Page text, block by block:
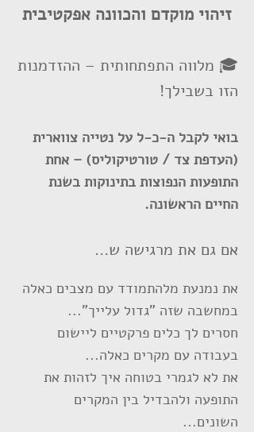
זיהוי מוקדם והכוונה אפקטיבית
🎓 מלווה התפתחותית – ההזדמנות
הזו בשבילך!
בואי לקבל ה-כ-ל על נטייה צווארית
(העדפת צד / טורטיקוליס) – אחת
התופעות הנפוצות בתינוקות בשנת
החיים הראשונה.
אם גם את מרגישה ש...
את נמנעת מלהתמודד עם מצבים כאלה
במחשבה שזה "גדול עלייך"...
חסרים לך כלים פרקטיים ליישום
בעבודה עם מקרים כאלה...
את לא לגמרי בטוחה איך לזהות את
התופעה ולהבדיל בין המקרים
השונים...